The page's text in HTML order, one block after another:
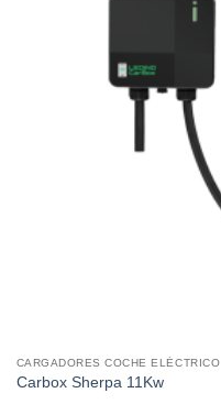
CARGADORES COCHE ELÉCTRICO
Carbox Sherpa 11Kw